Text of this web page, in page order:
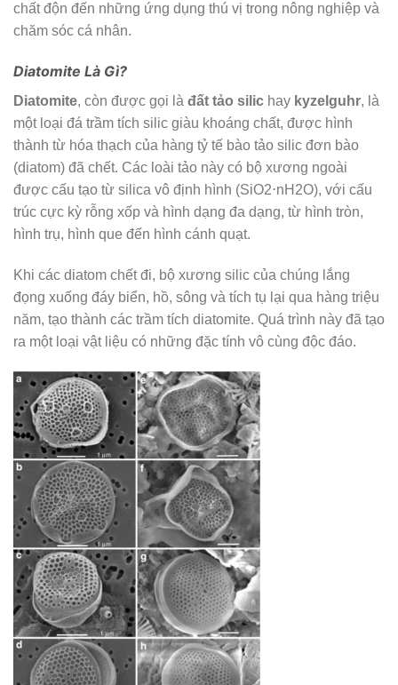
chất độn đến những ứng dụng thú vị trong nông nghiệp và
chăm sóc cá nhân.
Diatomite Là Gì?
Diatomite, còn được gọi là đất tảo silic hay kyzelguhr, là
một loại đá trầm tích silic giàu khoáng chất, được hình
thành từ hóa thạch của hàng tỷ tế bào tảo silic đơn bào
(diatom) đã chết. Các loài tảo này có bộ xương ngoài
được cấu tạo từ silica vô định hình (SiO2⋅nH 2O), với cấu
trúc cực kỳ rỗng xốp và hình dạng đa dạng, từ hình tròn,
hình trụ, hình que đến hình cánh quạt.
Khi các diatom chết đi, bộ xương silic của chúng lắng
đọng xuống đáy biển, hồ, sông và tích tụ lại qua hàng triệu
năm, tạo thành các trầm tích diatomite. Quá trình này đã tạo
ra một loại vật liệu có những đặc tính vô cùng độc đáo.